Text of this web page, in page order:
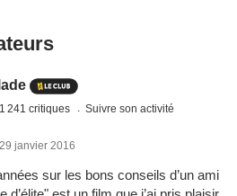
1 241 critiques Suivre son activité
janvier 2016
sur les bons conseils d’un ami